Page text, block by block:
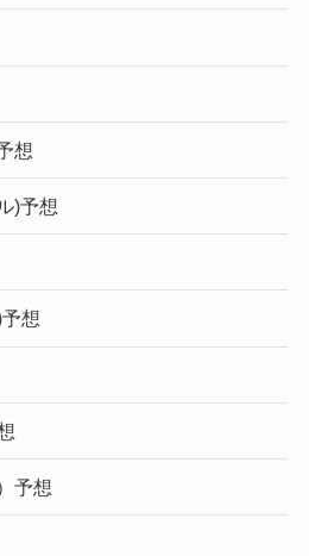
想
)予想
想
予想